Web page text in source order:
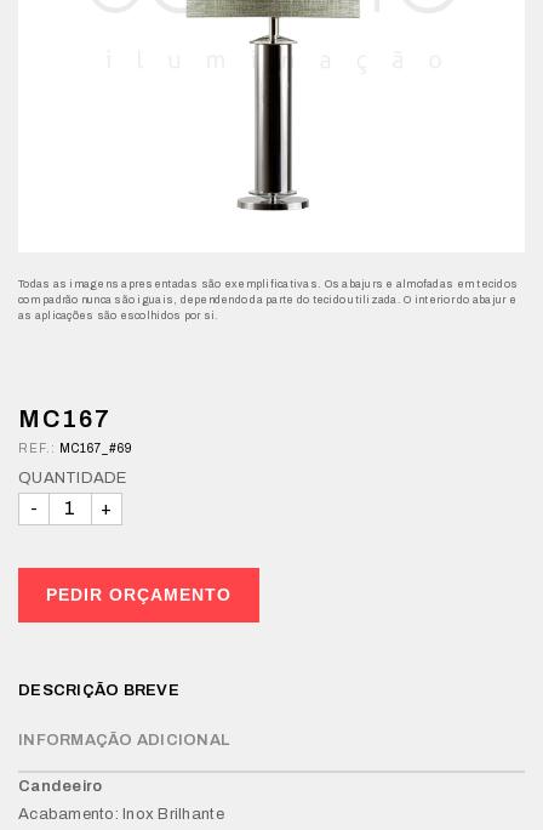
Todas as imagens apresentadas são exemplificativas. Os abajurs e almofadas em tecidos
com padrão nunca são iguais, dependendo da parte do tecido utilizada. O interior do abajur e
as aplicações são escolhidos por si.
MC167
REF.: MC167_#69
QUANTIDADE
PEDIR ORÇAMENTO
DESCRIÇÃO BREVE
INFORMAÇÃO ADICIONAL
Candeeiro
Acabamento: Inox Brilhante